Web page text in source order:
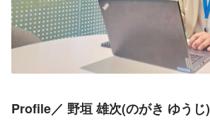
Profile／ 野垣 雄次(のがき ゆうじ)